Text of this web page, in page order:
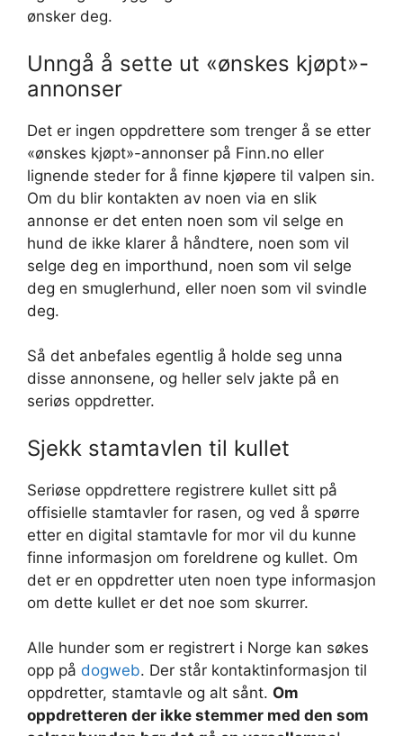
ønsker deg.
Unngå å sette ut «ønskes kjøpt»-
annonser
Det er ingen oppdrettere som trenger å se etter
«ønskes kjøpt»-annonser på Finn.no eller
lignende steder for å finne kjøpere til valpen sin.
Om du blir kontakten av noen via en slik
annonse er det enten noen som vil selge en
hund de ikke klarer å håndtere, noen som vil
selge deg en importhund, noen som vil selge
deg en smuglerhund, eller noen som vil svindle
deg.
Så det anbefales egentlig å holde seg unna
disse annonsene, og heller selv jakte på en
seriøs oppdretter.
Sjekk stamtavlen til kullet
Seriøse oppdrettere registrere kullet sitt på
offisielle stamtavler for rasen, og ved å spørre
etter en digital stamtavle for mor vil du kunne
finne informasjon om foreldrene og kullet. Om
det er en oppdretter uten noen type informasjon
om dette kullet er det noe som skurrer.
Alle hunder som er registrert i Norge kan søkes
opp på dogweb. Der står kontaktinformasjon til
oppdretter, stamtavle og alt sånt. Om
oppdretteren der ikke stemmer med den som